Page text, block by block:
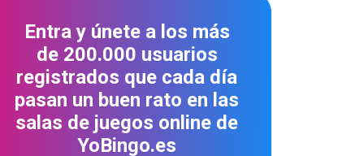
Entra y únete a los más
de 200.000 usuarios
registrados que cada día
pasan un buen rato en las
salas de juegos online de
YoBingo.es